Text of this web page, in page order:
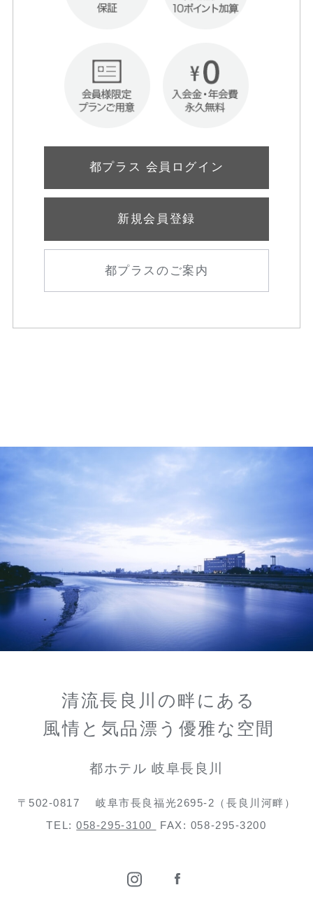
都プラス 会員ログイン
新規会員登録
都プラスのご案内
清流長良川の畔にある
風情と気品漂う優雅な空間
都ホテル 岐阜長良川
〒502-0817
岐阜市長良福光2695-2（長良川河畔）
TEL:058-295-3100 FAX: 058-295-3200